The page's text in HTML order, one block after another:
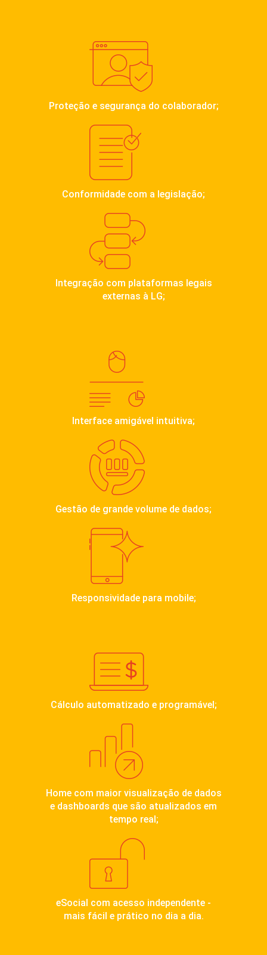
Proteção e segurança do colaborador;
Conformidade com a legislação;
​​Integração com plataformas legais
externas à LG;​
Interface amigável intuitiva;
Gestão de grande volume de dados;
Responsividade para mobile;
Cálculo automatizado e programável;
Home com maior visualização de dados
e dashboards que são atualizados em
tempo real;
eSocial com acesso independente -
mais fácil e prático no dia a dia.